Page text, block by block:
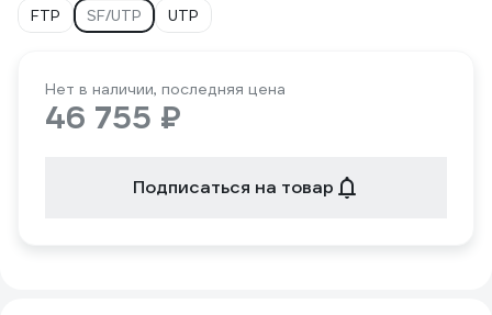
FTP
SF/UTP UTP
Нет в наличии, последняя цена
46 755 ₽
Подписаться на товар